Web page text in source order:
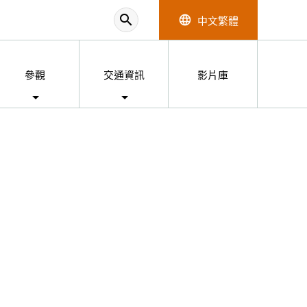
search language 中文繁體
參觀 交通資訊 影片庫